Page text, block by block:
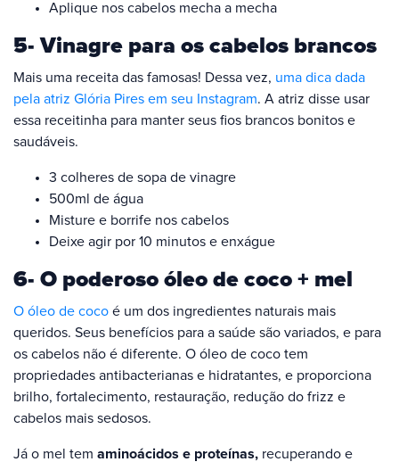
Aplique nos cabelos mecha a mecha
5- Vinagre para os cabelos brancos
Mais uma receita das famosas! Dessa vez, uma dica dada
pela atriz Glória Pires em seu Instagram. A atriz disse usar
essa receitinha para manter seus fios brancos bonitos e
saudáveis.
3 colheres de sopa de vinagre
500ml de água
Misture e borrife nos cabelos
Deixe agir por 10 minutos e enxágue
6- O poderoso óleo de coco + mel
O óleo de coco é um dos ingredientes naturais mais
queridos. Seus benefícios para a saúde são variados, e para
os cabelos não é diferente. O óleo de coco tem
propriedades antibacterianas e hidratantes, e proporciona
brilho, fortalecimento, restauração, redução do frizz e
cabelos mais sedosos.
Já o mel tem aminoácidos e proteínas, recuperando e